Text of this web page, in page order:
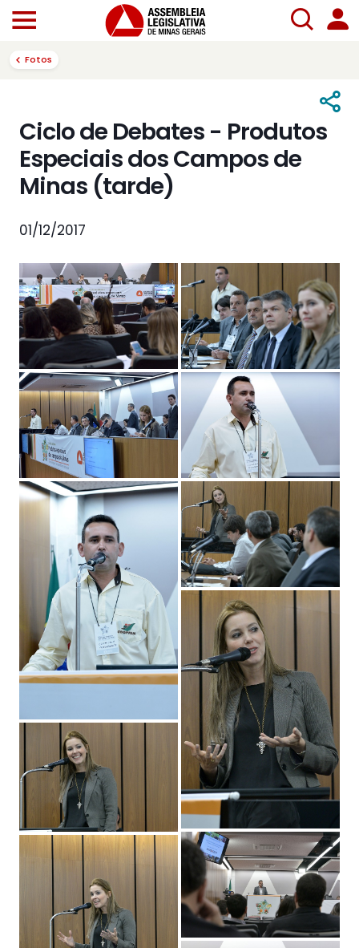
Fotos
Ciclo de Debates - Produtos
Especiais dos Campos de
Minas (tarde)
01/12/2017